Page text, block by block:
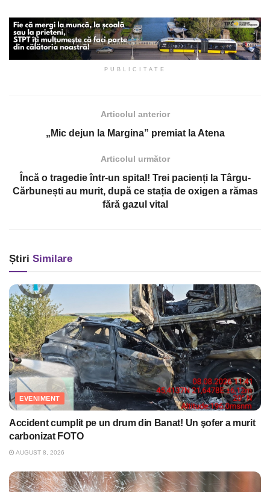
PUBLICITATE
Articolul anterior
„Mic dejun la Margina” premiat la Atena
Articolul următor
Încă o tragedie într-un spital! Trei pacienți la Târgu-
Cărbunești au murit, după ce stația de oxigen a rămas
fără gazul vital
Știri Similare
EVENIMENT
Accident cumplit pe un drum din Banat! Un şofer a murit
carbonizat FOTO
AUGUST 8, 2026